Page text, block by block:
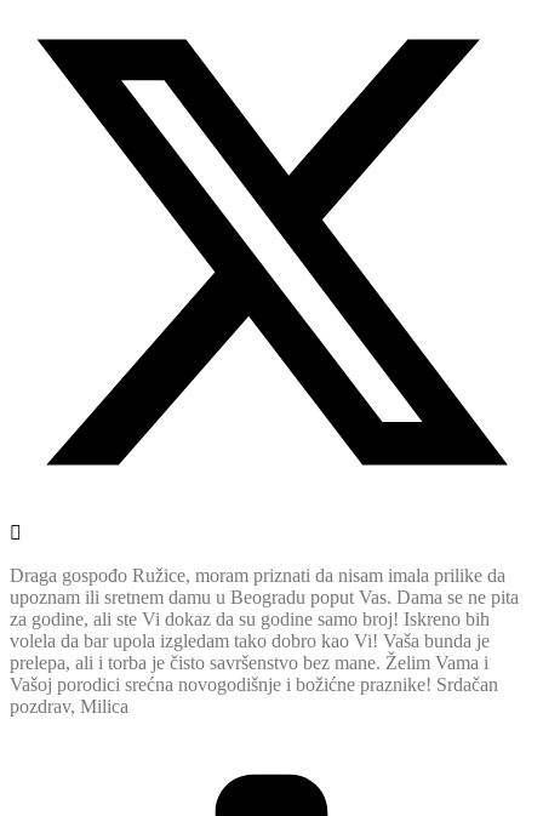
Draga gospođo Ružice, moram priznati da nisam imala prilike da
upoznam ili sretnem damu u Beogradu poput Vas. Dama se ne pita
za godine, ali ste Vi dokaz da su godine samo broj! Iskreno bih
volela da bar upola izgledam tako dobro kao Vi! Vaša bunda je
prelepa, ali i torba je čisto savršenstvo bez mane. Želim Vama i
Vašoj porodici srećna novogodišnje i božićne praznike! Srdačan
pozdrav, Milica